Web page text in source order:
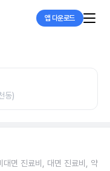
앱 다운로드
동)
대면 진료비, 대면 진료비, 약